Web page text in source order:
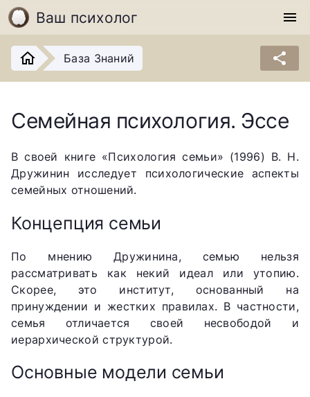
Ваш психолог menu
База Знаний share
Семейная психология. Эссе
В своей книге «Психология семьи» (1996) В. Н.
Дружинин исследует психологические аспекты
семейных отношений.
Концепция семьи
По мнению Дружинина, семью нельзя
рассматривать как некий идеал или утопию.
Скорее, это институт, основанный на
принуждении и жестких правилах. В частности,
семья отличается своей несвободой и
иерархической структурой.
Основные модели семьи